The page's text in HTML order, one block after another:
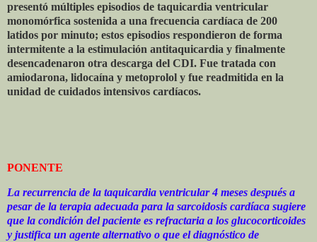
presentó múltiples episodios de taquicardia ventricular
monomórfica sostenida a una frecuencia cardíaca de 200
latidos por minuto; estos episodios respondieron de forma
intermitente a la estimulación antitaquicardia y finalmente
desencadenaron otra descarga del CDI. Fue tratada con
amiodarona, lidocaína y metoprolol y fue readmitida en la
unidad de cuidados intensivos cardíacos.
PONENTE
La recurrencia de la taquicardia ventricular 4 meses después a
pesar de la terapia adecuada para la sarcoidosis cardíaca sugiere
que la condición del paciente es refractaria a los glucocorticoides
y justifica un agente alternativo o que el diagnóstico de